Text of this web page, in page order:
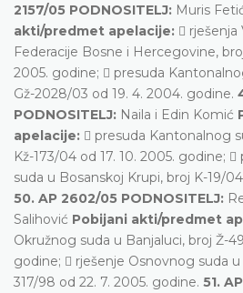
2157/05 PODNOSITELJ: Muris
akti/predmet apelacije: 
Federacije Bosne i Hercegovine,
2005. godine;  presuda
Gž-2028/03 od 19. 4. 2004. godine.
PODNOSITELJ: Naila i Edin Komić
apelacije:  presuda Kantonalnog
Kž-173/04 od 17. 10. 2005. godine;
suda u Bosanskoj Krupi, broj K-19/
50. AP 2602/05 PODNOSITELJ:
Salihović Pobijani akti/predmet
Okružnog suda u Banjaluci, broj Ž-
godine;  rješenje Osnovnog suda
317/98 od 22. 7. 2005. godine. 51.